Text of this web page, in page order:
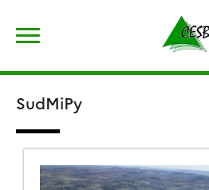
content
SudMiPy